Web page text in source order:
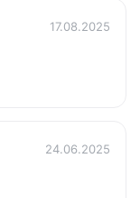
17.08.2025
24.06.2025